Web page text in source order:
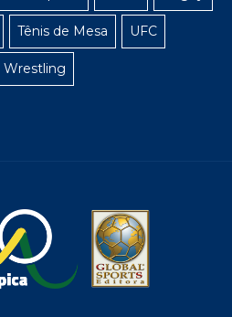
Tênis de Mesa UFC
Wrestling